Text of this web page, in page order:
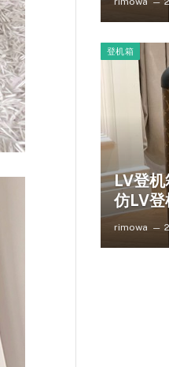
登机箱
LV登
仿LV登
rimowa